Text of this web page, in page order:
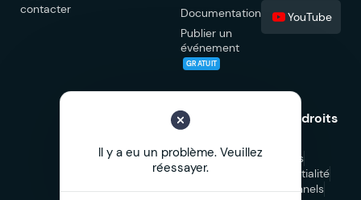
contacter
Documentation
Publier un
événement
GRATUIT
YouTube
© 2026 Ici7.fr Tous droits
Mentions légales
Politique de confidentialité
CGUCGV Professionnels
Il y a eu un problème. Veuillez
réessayer.